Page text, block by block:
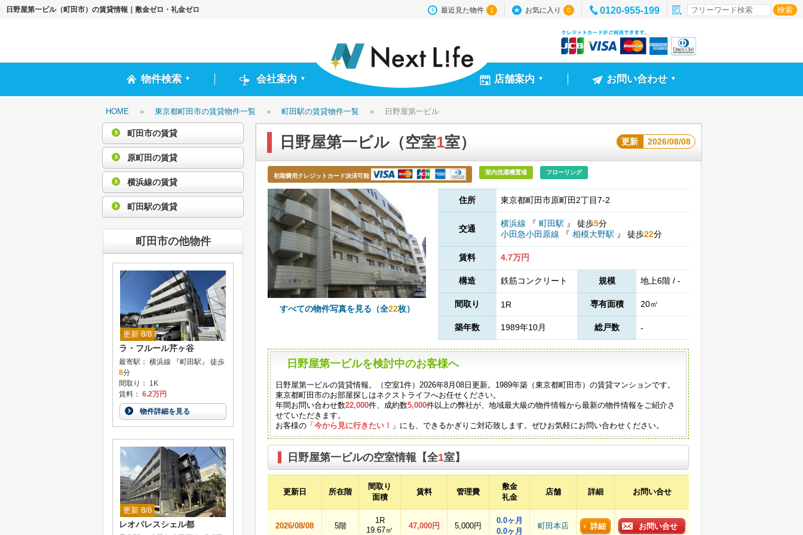
日野屋第一ビル（町田市）の賃貸情報｜敷金ゼロ・礼金ゼロ 最近見た物件 1 お気に入り 0 0120-955-199
物件検索 ▼ 会社案内 ▼ 店舗案内 ▼ お問い合わせ ▼
HOME » 東京都町田市の賃貸物件一覧 » 町田駅の賃貸物件一覧 » 日野屋第一ビル
日野屋第一ビル（空室1室） 更新 2026/08/08
初期費用クレジットカード決済可能
室内洗濯機置場 フローリング
すべての物件写真を見る（全22枚）
住所 東京都町田市原町田2丁目7-2
交通
横浜線 『 町田駅 』 徒歩5分
小田急小田原線
『 相模大野駅 』 徒歩22分
賃料 4.7万円
構造 鉄筋コンクリート 規模 地上6階 / -
間取り 1R 専有面積 20㎡
築年数 1989年10月 総戸数 -
日野屋第一ビルを検討中のお客様へ
日野屋第一ビルの賃貸情報。（空室1件）2026年8月08日更新。1989年築（東京都町田市）の賃貸マンションです。
東京都町田市のお部屋探しはネクストライフへお任せください。
年間お問い合わせ数22,000件、成約数5,000件以上の弊社が、地域最大級の物件情報から最新の物件情報をご紹介さ
せていただきます。
お客様の「今から見に行きたい！ 」にも、できるかぎりご対応致します。ぜひお気軽にお問い合わせください。
日野屋第一ビルの空室情報【全1室】
更新日 所在階
間取り
面積
賃料 管理費
敷金
礼金
店舗 詳細 お問い合せ
2026/08/08 5階
1R
19.67㎡
47,000円 5,000円
0.0ヶ月
0.0ヶ月
町田本店 詳細 お問い合せ
町田市の賃貸
原町田の賃貸
横浜線の賃貸
町田駅の賃貸
町田市の他物件
更新 8/8
ラ・フルール芹ヶ谷
最寄駅： 横浜線 『町田駅』 徒歩
8分
間取り： 1K
賃料： 6.2万円
物件詳細を見る
更新 8/8
レオパレスシェル都